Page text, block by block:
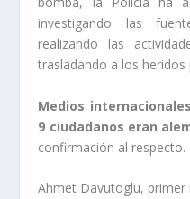
investigando las
realizando las
trasladando a los heridos
Medios
9 ciudadanos eran
confirmación al respecto.
Ahmet Davutoglu,